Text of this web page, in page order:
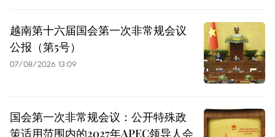
越南第十六届国会第一次非常规会议
公报（第5号）
07/08/2026 13:09
国会第一次非常规会议：公开特殊政
策适用范围内的2027年APEC领导人会